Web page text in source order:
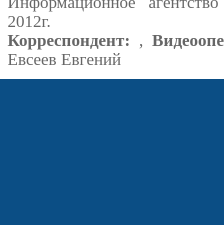
2012г.
Корреспондент: ,
Евсеев Евгений